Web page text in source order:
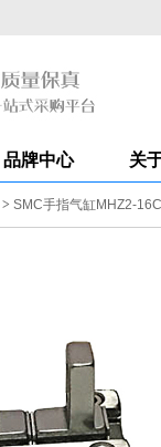
品牌中心 关
> SMC手指气缸MHZ2-